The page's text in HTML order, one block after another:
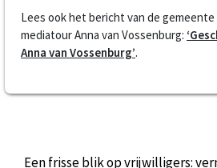
Lees ook het bericht van de
mediatour Anna van Vossenburg:
Anna van Vossenburg’.
Een frisse blik op vrijwilligers: